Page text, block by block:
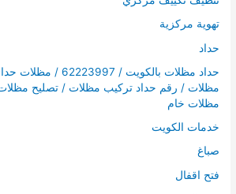
تهوية مركزية
حداد
حداد مظلات بالكويت /
مظلات / رقم حداد تركيب مظلات / تصليح
مظلات خام
خدمات الكويت
صباغ
فتح اقفال